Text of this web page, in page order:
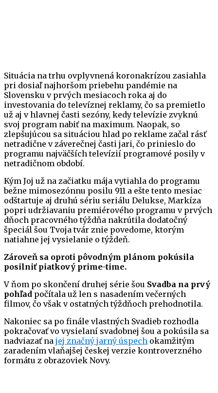
Situácia na trhu ovplyvnená koronakrízou zasiahla
pri dosiaľ najhoršom priebehu pandémie na
Slovensku v prvých mesiacoch roka aj do
investovania do televíznej reklamy, čo sa premietlo
už aj v hlavnej časti sezóny, kedy televízie zvyknú
svoj program nabiť na maximum. Naopak, so
zlepšujúcou sa situáciou hlad po reklame začal rásť
netradične v záverečnej časti jari, čo prinieslo do
programu najväčších televízií programové posily v
netradičnom období.
Kým Joj už na začiatku mája vytiahla do programu
bežne mimosezónnu posilu 911 a ešte tento mesiac
odštartuje aj druhú sériu seriálu Delukse, Markíza
popri udržiavaniu premiérového programu v prvých
dňoch pracovného týždňa nakrútila dodatočný
špeciál šou Tvoja tvár znie povedome, ktorým
natiahne jej vysielanie o týždeň.
Zároveň sa oproti pôvodným plánom pokúsila
posilniť piatkový prime-time.
V ňom po skončení druhej série šou Svadba na prvý
pohľad počítala už len s nasadením večerných
filmov, čo však v ostatných týždňoch prehodnotila.
Nakoniec sa po finále vlastných Svadieb rozhodla
pokračovať vo vysielaní svadobnej šou a pokúsila sa
nadviazať na jej značný jarný úspech okamžitým
zaradením vlaňajšej českej verzie kontroverzného
formátu z obrazoviek Novy.